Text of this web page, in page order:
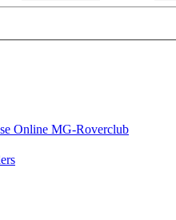
Online MG-Roverclub